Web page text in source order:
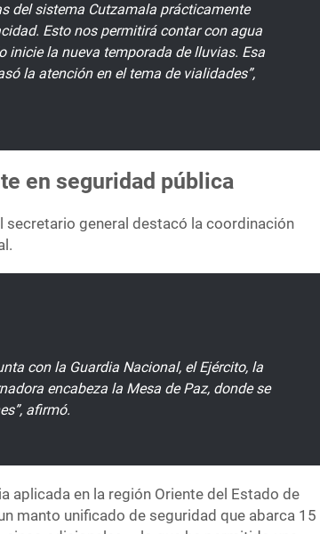
del sistema Cutzamala prácticamente
Esto nos permitirá contar con agua
inicie la nueva temporada de lluvias. Esa
la atención en el tema de vialidades”,
en seguridad pública
secretario general destacó la coordinación
con la Guardia Nacional, el Ejército, la
encabeza la Mesa de Paz, donde se
afirmó.
aplicada en la región Oriente del Estado de
manto unificado de seguridad que abarca 15